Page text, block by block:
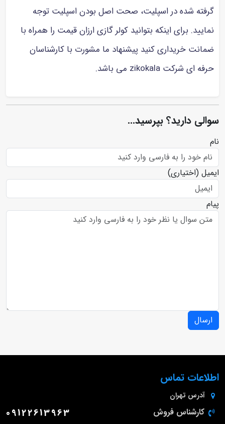
گرفته شده در اسپلیت، صحت اصل بودن اسپلیت توجه
نمایید. برای اینکه بتوانید کولر گازی ارزان قیمت را همراه با
ضمانت خریداری کنید پیشنهاد ما مشورت با کارشناسان
حرفه ای شرکت zikokala می باشد.
سوالی دارید؟ بپرسید...
نام
ایمیل (اختیاری)
پیام
ارسال
اطلاعات تماس
آدرس تهران
کارشناس فروش 09122613963